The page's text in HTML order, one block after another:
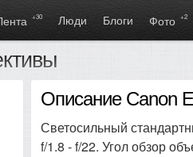
+30 Люди Блоги Фото +2
Описание Canon
Светосильный
f/1.8 - f/22. Угол обзор